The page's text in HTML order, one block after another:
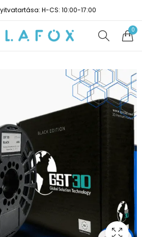
H-CS: 10:00-17:00
0